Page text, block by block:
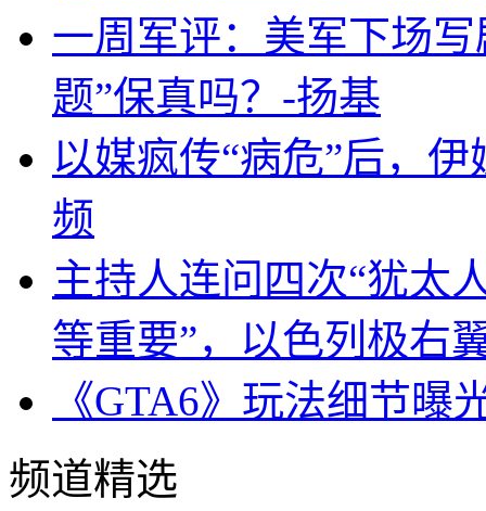
一周军评：美军下场
题”保真吗？-扬基
以媒疯传“病危”后，
频
主持人连问四次“犹太
等重要”，以色列极右
《GTA6》玩法细节
频道精选